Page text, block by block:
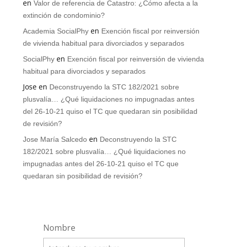
en Valor de referencia de Catastro: ¿Cómo afecta a la
extinción de condominio?
Academia SocialPhyen Exención fiscal por reinversión
de vivienda habitual para divorciados y separados
SocialPhyen Exención fiscal por reinversión de vivienda
habitual para divorciados y separados
Joseen Deconstruyendo la STC 182/2021 sobre
plusvalía… ¿Qué liquidaciones no impugnadas antes
del 26-10-21 quiso el TC que quedaran sin posibilidad
de revisión?
Jose María Salcedoen Deconstruyendo la STC
182/2021 sobre plusvalía… ¿Qué liquidaciones no
impugnadas antes del 26-10-21 quiso el TC que
quedaran sin posibilidad de revisión?
Nombre